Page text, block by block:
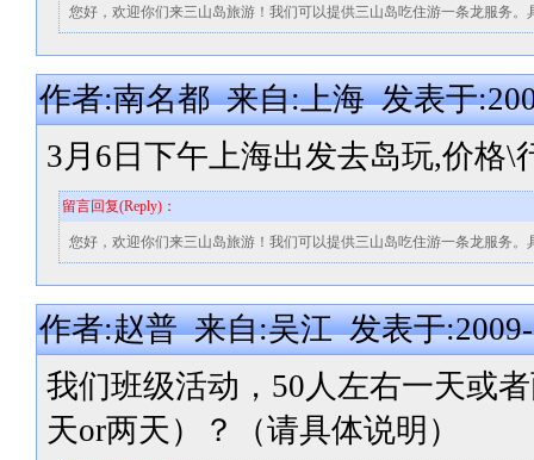
您好，欢迎你们来三山岛旅游！我们可以提供三山岛吃住游一条龙服务
作者:南名都 来自:上海 发表于
3月6日下午上海出发去岛玩,价格\
留言回复(Reply)：
您好，欢迎你们来三山岛旅游！我们可以提供三山岛吃住游一条龙服务
作者:赵普 来自:吴江 发表于
我们班级活动，50人左右一天或
天or两天）？（请具体说明）